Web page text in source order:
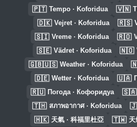
🇵🇹 Tempo · Koforidua 🇻🇳
🇩🇰 Vejret · Koforidua 🇷🇸
🇸🇮 Vreme · Koforidua 🇷🇴
🇸🇪 Vädret · Koforidua 🇳🇴
🇬🇧🇺🇸 Weather · Koforidua
🇩🇪 Wetter · Koforidua 🇺🇦
🇷🇺 Погода · Кофоридуа 🇸🇦
🇹🇭 สภาพอากาศ · Koforidua
🇭🇰 天氣 · 科福里杜亞 🇹🇼 天